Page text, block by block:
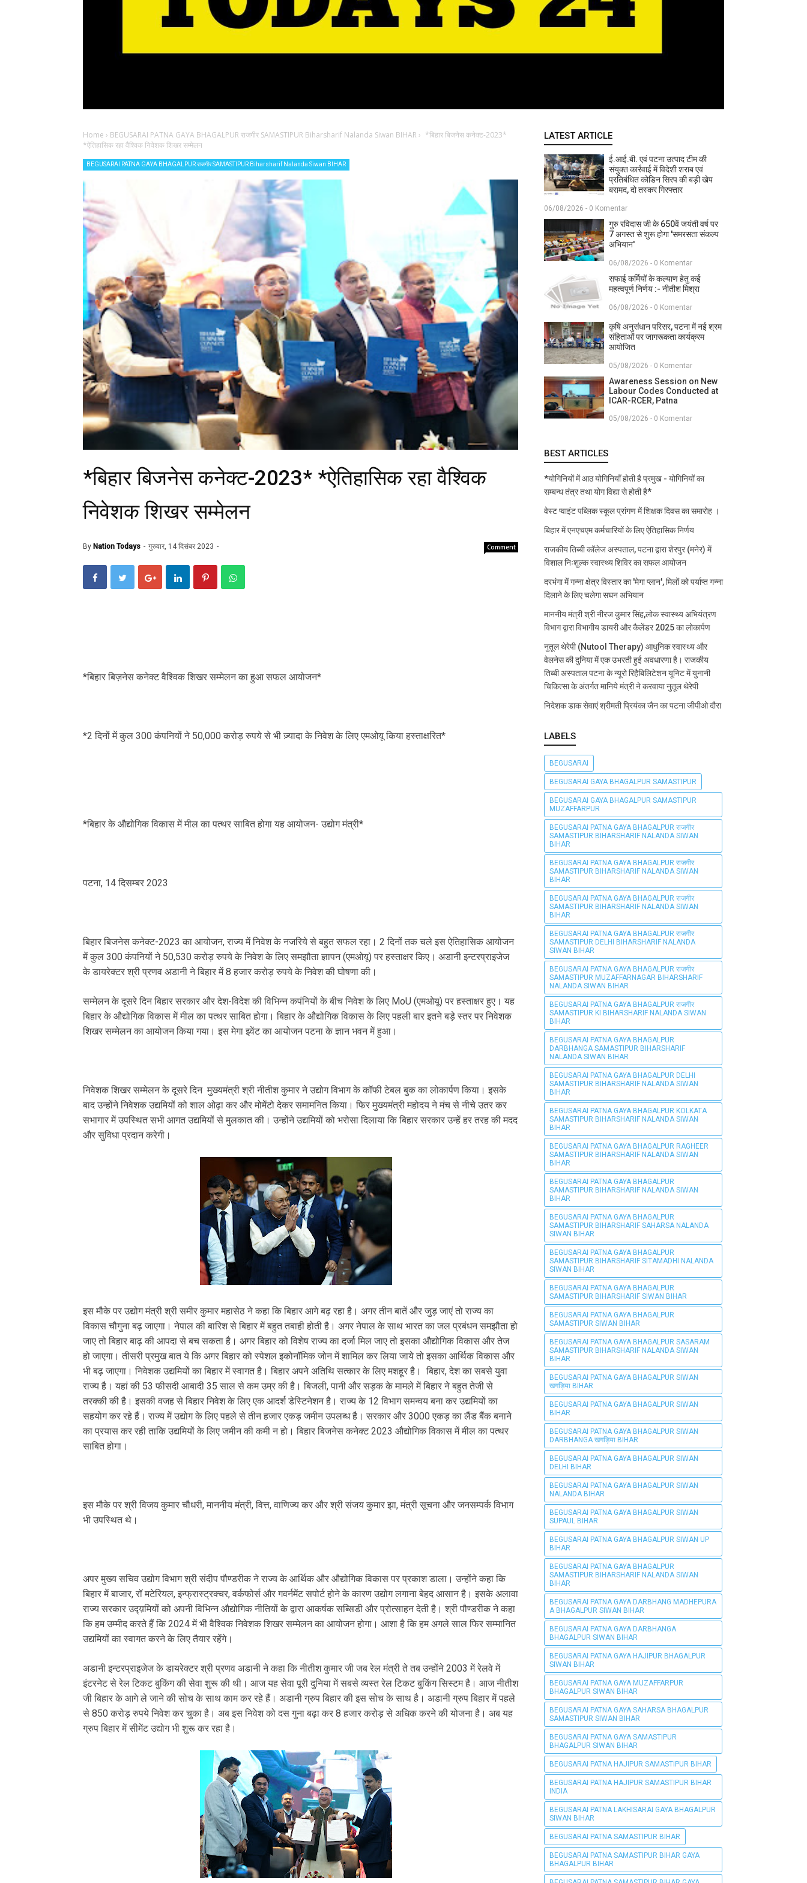
Home › BEGUSARAI PATNA GAYA BHAGALPUR राजगीर SAMASTIPUR Biharsharif Nalanda Siwan BIHAR › *बिहार बिजनेस कनेक्ट-2023*
*ऐतिहासिक रहा वैश्विक निवेशक शिखर सम्मेलन
BEGUSARAI PATNA GAYA BHAGALPUR राजगीर SAMASTIPUR Biharsharif Nalanda Siwan BIHAR
*बिहार बिजनेस कनेक्ट-2023* *ऐतिहासिक रहा वैश्विक
निवेशक शिखर सम्मेलन
By Nation Todays गुरुवार, 14 दिसंबर 2023 Comment
*बिहार बिज़नेस कनेक्ट वैश्विक शिखर सम्मेलन का हुआ सफल आयोजन*
*2 दिनों में कुल 300 कंपनियों ने 50,000 करोड़ रुपये से भी ज़्यादा के निवेश के लिए एमओयू किया हस्ताक्षरित*
*बिहार के औद्योगिक विकास में मील का पत्थर साबित होगा यह आयोजन- उद्योग मंत्री*
पटना, 14 दिसम्बर 2023
बिहार बिजनेस कनेक्ट-2023 का आयोजन, राज्य में निवेश के नजरिये से बहुत सफल रहा। 2 दिनों तक चले इस ऐतिहासिक आयोजन
में कुल 300 कंपनियों ने 50,530 करोड़ रुपये के निवेश के लिए समझौता ज्ञापन (एमओयू) पर हस्ताक्षर किए। अडानी इन्टरप्राइजेज
के डायरेक्टर श्री प्रणव अडानी ने बिहार में 8 हजार करोड़ रुपये के निवेश की घोषणा की।
सम्मेलन के दूसरे दिन बिहार सरकार और देश-विदेश की विभिन्न कपंनियों के बीच निवेश के लिए MoU (एमओयू) पर हस्ताक्षर हुए। यह
बिहार के औद्योगिक विकास में मील का पत्थर साबित होगा। बिहार के औद्योगिक विकास के लिए पहली बार इतने बड़े स्तर पर निवेशक
शिखर सम्मेलन का आयोजन किया गया। इस मेगा इवेंट का आयोजन पटना के ज्ञान भवन में हुआ।
निवेशक शिखर सम्मेलन के दूसरे दिन मुख्यमंत्री श्री नीतीश कुमार ने उद्योग विभाग के कॉफी टेबल बुक का लोकार्पण किया। इसके
बाद उन्होंने निवेशक उद्यमियों को शाल ओढ़ा कर और मोमेंटो देकर समामनित किया। फिर मुख्यमंत्री महोदय ने मंच से नीचे उतर कर
सभागार में उपस्थित सभी आगत उद्यमियों से मुलकात की। उन्होंने उद्यमियों को भरोसा दिलाया कि बिहार सरकार उन्हें हर तरह की मदद
और सुविधा प्रदान करेगी।
इस मौके पर उद्योग मंत्री श्री समीर कुमार महासेठ ने कहा कि बिहार आगे बढ़ रहा है। अगर तीन बातें और जुड़ जाएं तो राज्य का
विकास चौगुना बढ़ जाएगा। नेपाल की बारिश से बिहार में बहुत तबाही होती है। अगर नेपाल के साथ भारत का जल प्रबंधन समझौता हो
जाए तो बिहार बाढ़ की आपदा से बच सकता है। अगर बिहार को विशेष राज्य का दर्जा मिल जाए तो इसका औद्योगिक विकास और तेज
हो जाएगा। तीसरी प्रमुख बात ये कि अगर बिहार को स्पेशल इकोनॉमिक जोन में शामिल कर लिया जाये तो इसका आर्थिक विकास और
भी बढ़ जाएगा। निवेशक उद्यमियों का बिहार में स्वागत है। बिहार अपने अतिथि सत्कार के लिए मशहूर है। बिहार, देश का सबसे युवा
राज्य है। यहां की 53 फीसदी आबादी 35 साल से कम उम्र की है। बिजली, पानी और सड़क के मामले में बिहार ने बहुत तेजी से
तरक्की की है। इसकी वजह से बिहार निवेश के लिए एक आदर्श डेस्टिनेशन है। राज्य के 12 विभाग समन्वय बना कर उद्यमियों का
सहयोग कर रहे हैं। राज्य में उद्योग के लिए पहले से तीन हजार एकड़ जमीन उपलब्ध है। सरकार और 3000 एकड़ का लैंड बैंक बनाने
का प्रयास कर रही ताकि उद्यमियों के लिए जमीन की कमी न हो। बिहार बिजनेस कनेक्ट 2023 औद्योगिक विकास में मील का पत्थर
साबित होगा।
इस मौके पर श्री विजय कुमार चौधरी, माननीय मंत्री, वित्त, वाणिज्य कर और श्री संजय कुमार झा, मंत्री सूचना और जनसम्पर्क विभाग
भी उपस्थित थे।
अपर मुख्य सचिव उद्योग विभाग श्री संदीप पौण्डरीक ने राज्य के आर्थिक और औद्योगिक विकास पर प्रकाश डाला। उन्होंने कहा कि
बिहार में बाजार, रॉ मटेरियल, इन्फ्रास्ट्रक्चर, वर्कफोर्स और गवर्नमेंट सपोर्ट होने के कारण उद्योग लगाना बेहद आसान है। इसके अलावा
राज्य सरकार उद्य़मियों को अपनी विभिन्न औद्योगिक नीतियों के द्वारा आकर्षक सब्सिडी और प्रोत्साहन देती है। श्री पौण्डरीक ने कहा
कि हम उम्मीद करते हैं कि 2024 में भी वैश्विक निवेशक शिखर सम्मेलन का आयोजन होगा। आशा है कि हम अगले साल फिर सम्मानित
उद्यमियों का स्वागत करने के लिए तैयार रहेंगे।
अडानी इन्टरप्राइजेज के डायरेक्टर श्री प्रणव अडानी ने कहा कि नीतीश कुमार जी जब रेल मंत्री ते तब उन्होंने 2003 में रेलवे में
इंटरनेट से रेल टिकट बुकिंग की सेवा शुरू की थी। आज यह सेवा पूरी दुनिया में सबसे व्यस्त रेल टिकट बुकिंग सिस्टम है। आज नीतीश
जी बिहार के आगे ले जाने की सोच के साथ काम कर रहे हैं। अडानी ग्रुप बिहार की इस सोच के साथ है। अडानी ग्रुप बिहार में पहले
से 850 करोड़ रुपये निवेश कर चुका है। अब इस निवेश को दस गुना बढ़ा कर 8 हजार करोड़ से अधिक करने की योजना है। अब यह
ग्रुप बिहार में सीमेंट उद्योग भी शुरू कर रहा है।
LATEST ARTICLE
ई.आई.बी. एवं पटना उत्पाद टीम की
संयुक्त कार्रवाई में विदेशी शराब एवं
प्रतिबंधित कोडिन सिरप की बड़ी खेप
बरामद, दो तस्कर गिरफ्तार
06/08/2026 - 0 Komentar
गुरु रविदास जी के 650वें जयंती वर्ष पर
7 अगस्त से शुरू होगा 'समरसता संकल्प
अभियान'
06/08/2026 - 0 Komentar
सफाई कर्मियों के कल्याण हेतु कई
महत्वपूर्ण निर्णय :- नीतीश मिश्रा
06/08/2026 - 0 Komentar
कृषि अनुसंधान परिसर, पटना में नई श्रम
संहिताओं पर जागरूकता कार्यक्रम
आयोजित
05/08/2026 - 0 Komentar
Awareness Session on New
Labour Codes Conducted at
ICAR-RCER, Patna
05/08/2026 - 0 Komentar
BEST ARTICLES
*योगिनियों में आठ योगिनियाँ होती है प्रमुख - योगिनियों का
सम्बन्ध तंत्र तथा योग विद्या से होती है*
वेस्ट प्वाइंट पब्लिक स्कूल प्रांगण में शिक्षक दिवस का समारोह ।
बिहार में एनएचएम कर्मचारियों के लिए ऐतिहासिक निर्णय
राजकीय तिब्बी कॉलेज अस्पताल, पटना द्वारा शेरपुर (मनेर) में
विशाल निःशुल्क स्वास्थ्य शिविर का सफल आयोजन
दरभंगा में गन्ना क्षेत्र विस्तार का 'मेगा प्लान', मिलों को पर्याप्त गन्ना
दिलाने के लिए चलेगा सघन अभियान
माननीय मंत्री श्री नीरज कुमार सिंह,लोक स्वास्थ्य अभियंत्रण
विभाग द्वारा विभागीय डायरी और कैलेंडर 2025 का लोकार्पण
नुतूल थेरेपी (Nutool Therapy) आधुनिक स्वास्थ्य और
वेलनेस की दुनिया में एक उभरती हुई अवधारणा है। राजकीय
तिब्बी अस्पताल पटना के न्यूरो रिहैबिलिटेशन यूनिट में युनानी
चिकित्सा के अंतर्गत मानिये मंत्री ने करवाया नुतूल थेरेपी
निदेशक डाक सेवाएं श्रीमती प्रियंका जैन का पटना जीपीओ दौरा
LABELS
BEGUSARAI
BEGUSARAI GAYA BHAGALPUR SAMASTIPUR
BEGUSARAI GAYA BHAGALPUR SAMASTIPUR
MUZAFFARPUR
BEGUSARAI PATNA GAYA BHAGALPUR राजगीर
SAMASTIPUR BIHARSHARIF NALANDA SIWAN
BIHAR
BEGUSARAI PATNA GAYA BHAGALPUR राजगीर
SAMASTIPUR BIHARSHARIF NALANDA SIWAN
BIHAR
BEGUSARAI PATNA GAYA BHAGALPUR राजगीर
SAMASTIPUR BIHARSHARIF NALANDA SIWAN
BIHAR
BEGUSARAI PATNA GAYA BHAGALPUR राजगीर
SAMASTIPUR DELHI BIHARSHARIF NALANDA
SIWAN BIHAR
BEGUSARAI PATNA GAYA BHAGALPUR राजगीर
SAMASTIPUR MUZAFFARNAGAR BIHARSHARIF
NALANDA SIWAN BIHAR
BEGUSARAI PATNA GAYA BHAGALPUR राजगीर
SAMASTIPUR KI BIHARSHARIF NALANDA SIWAN
BIHAR
BEGUSARAI PATNA GAYA BHAGALPUR
DARBHANGA SAMASTIPUR BIHARSHARIF
NALANDA SIWAN BIHAR
BEGUSARAI PATNA GAYA BHAGALPUR DELHI
SAMASTIPUR BIHARSHARIF NALANDA SIWAN
BIHAR
BEGUSARAI PATNA GAYA BHAGALPUR KOLKATA
SAMASTIPUR BIHARSHARIF NALANDA SIWAN
BIHAR
BEGUSARAI PATNA GAYA BHAGALPUR RAGHEER
SAMASTIPUR BIHARSHARIF NALANDA SIWAN
BIHAR
BEGUSARAI PATNA GAYA BHAGALPUR
SAMASTIPUR BIHARSHARIF NALANDA SIWAN
BIHAR
BEGUSARAI PATNA GAYA BHAGALPUR
SAMASTIPUR BIHARSHARIF SAHARSA NALANDA
SIWAN BIHAR
BEGUSARAI PATNA GAYA BHAGALPUR
SAMASTIPUR BIHARSHARIF SITAMADHI NALANDA
SIWAN BIHAR
BEGUSARAI PATNA GAYA BHAGALPUR
SAMASTIPUR BIHARSHARIF SIWAN BIHAR
BEGUSARAI PATNA GAYA BHAGALPUR
SAMASTIPUR SIWAN BIHAR
BEGUSARAI PATNA GAYA BHAGALPUR SASARAM
SAMASTIPUR BIHARSHARIF NALANDA SIWAN
BIHAR
BEGUSARAI PATNA GAYA BHAGALPUR SIWAN
खगड़िया BIHAR
BEGUSARAI PATNA GAYA BHAGALPUR SIWAN
BIHAR
BEGUSARAI PATNA GAYA BHAGALPUR SIWAN
DARBHANGA खगड़िया BIHAR
BEGUSARAI PATNA GAYA BHAGALPUR SIWAN
DELHI BIHAR
BEGUSARAI PATNA GAYA BHAGALPUR SIWAN
NALANDA BIHAR
BEGUSARAI PATNA GAYA BHAGALPUR SIWAN
SUPAUL BIHAR
BEGUSARAI PATNA GAYA BHAGALPUR SIWAN UP
BIHAR
BEGUSARAI PATNA GAYA BHAGALPUR
SAMASTIPUR BIHARSHARIF NALANDA SIWAN
BIHAR
BEGUSARAI PATNA GAYA DARBHANG MADHEPURA
A BHAGALPUR SIWAN BIHAR
BEGUSARAI PATNA GAYA DARBHANGA
BHAGALPUR SIWAN BIHAR
BEGUSARAI PATNA GAYA HAJIPUR BHAGALPUR
SIWAN BIHAR
BEGUSARAI PATNA GAYA MUZAFFARPUR
BHAGALPUR SIWAN BIHAR
BEGUSARAI PATNA GAYA SAHARSA BHAGALPUR
SAMASTIPUR SIWAN BIHAR
BEGUSARAI PATNA GAYA SAMASTIPUR
BHAGALPUR SIWAN BIHAR
BEGUSARAI PATNA HAJIPUR SAMASTIPUR BIHAR
BEGUSARAI PATNA HAJIPUR SAMASTIPUR BIHAR
INDIA
BEGUSARAI PATNA LAKHISARAI GAYA BHAGALPUR
SIWAN BIHAR
BEGUSARAI PATNA SAMASTIPUR BIHAR
BEGUSARAI PATNA SAMASTIPUR BIHAR GAYA
BHAGALPUR BIHAR